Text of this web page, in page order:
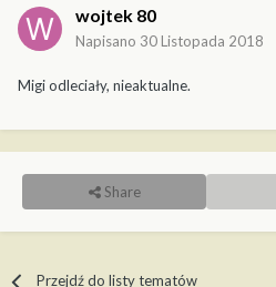
wojtek 80
Napisano 30 Listopada 2018
Migi odleciały, nieaktualne.
Share
Przejdź do listy tematów